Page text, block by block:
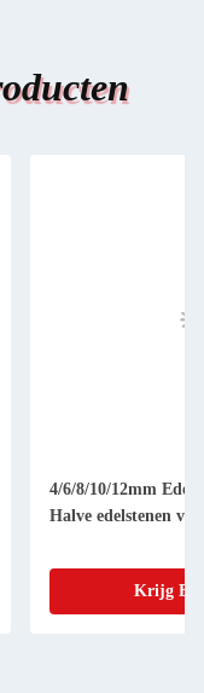
4/6/8/10/12mm
Halve edelstenen
Krijg